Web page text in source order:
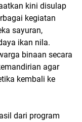
kini disulap
kegiatan
sayuran,
ikan nila.
binaan secara
agar
kembali ke
dari program